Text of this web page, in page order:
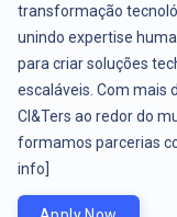
transformação
unindo expertise
para criar soluções
escaláveis. Com mais
CI&Ters ao redor do
formamos parcerias co
info]